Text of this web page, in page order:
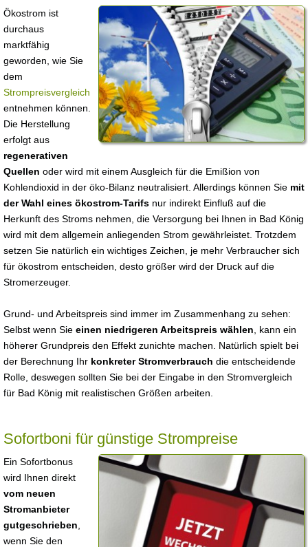
Ökostrom ist
durchaus
marktfähig
geworden, wie Sie
dem
Strompreisvergleich
entnehmen können.
Die Herstellung
erfolgt aus
regenerativen
Quellen oder wird mit einem Ausgleich für die Emißion von
Kohlendioxid in der öko-Bilanz neutralisiert. Allerdings können Sie mit
der Wahl eines ökostrom-Tarifs nur indirekt Einfluß auf die
Herkunft des Stroms nehmen, die Versorgung bei Ihnen in Bad König
wird mit dem allgemein anliegenden Strom gewährleistet. Trotzdem
setzen Sie natürlich ein wichtiges Zeichen, je mehr Verbraucher sich
für ökostrom entscheiden, desto größer wird der Druck auf die
Stromerzeuger.
Grund- und Arbeitspreis sind immer im Zusammenhang zu sehen:
Selbst wenn Sie einen niedrigeren Arbeitspreis wählen , kann ein
höherer Grundpreis den Effekt zunichte machen. Natürlich spielt bei
der Berechnung Ihr konkreter Stromverbrauch die entscheidende
Rolle, deswegen sollten Sie bei der Eingabe in den Stromvergleich
für Bad König mit realistischen Größen arbeiten.
Sofortboni für günstige Strompreise
Ein Sofortbonus
wird Ihnen direkt
vom neuen
Stromanbieter
gutgeschrieben
wenn Sie den